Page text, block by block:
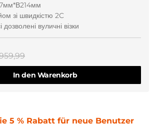
зі швидкістю 2C
дозволені вуличні візки
In den Warenkorb
5 % Rabatt für neue Benutzer